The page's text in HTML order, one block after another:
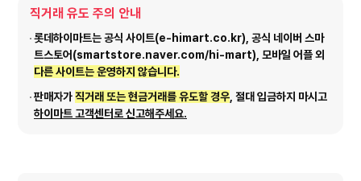
직거래 유도 주의 안내
롯데하이마트는 공식 사이트(e-himart.co.kr), 공식 네이버 스마
트스토어(smartstore.naver.com/hi-mart), 모바일 어플 외
다른 사이트는 운영하지 않습니다.
판매자가직거래 또는 현금거래를 유도할 경우, 절대 입금하지 마시고
하이마트 고객센터로 신고해주세요.